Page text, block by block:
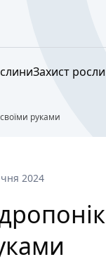
Захист
руками
2024